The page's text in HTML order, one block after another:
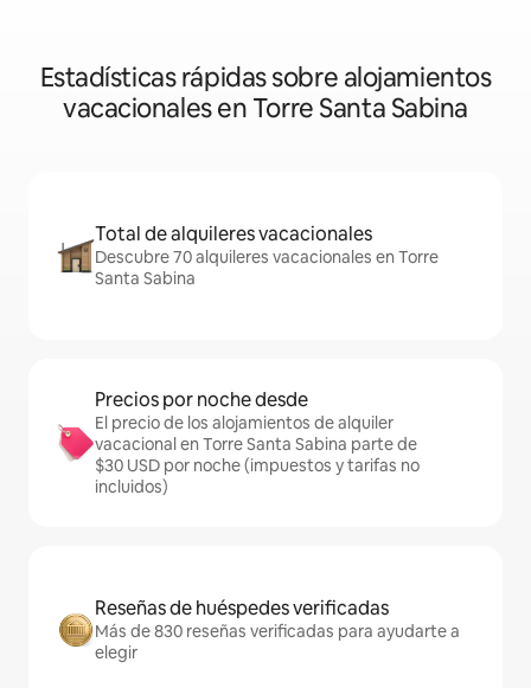
Estadísticas rápidas sobre alojamientos
vacacionales en Torre Santa Sabina
Total de alquileres vacacionales
Descubre 70 alquileres vacacionales en Torre
Santa Sabina
Precios por noche desde
El precio de los alojamientos de alquiler
vacacional en Torre Santa Sabina parte de
$30 USD por noche (impuestos y tarifas no
incluidos)
Reseñas de huéspedes verificadas
Más de 830 reseñas verificadas para ayudarte a
elegir